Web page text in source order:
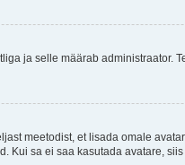
ja selle määrab administraator.
meetodist, et lisada omale
sa ei saa kasutada avatare, siis